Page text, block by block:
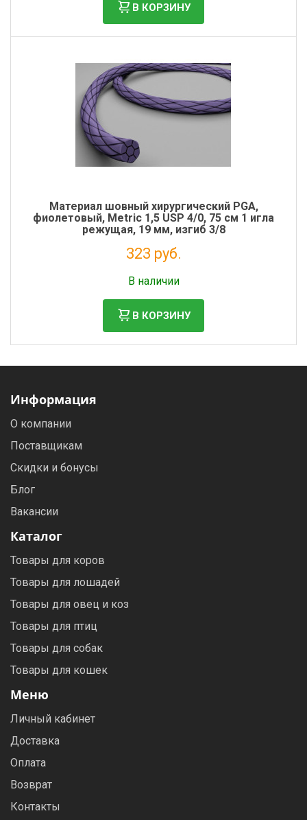
В КОРЗИНУ
Материал шовный хирургический PGA,
фиолетовый, Metric 1,5 USP 4/0, 75 см 1 игла
режущая, 19 мм, изгиб 3/8
323 руб.
В наличии
В КОРЗИНУ
Информация
О компании
Поставщикам
Скидки и бонусы
Блог
Вакансии
Каталог
Товары для коров
Товары для лошадей
Товары для овец и коз
Товары для птиц
Товары для собак
Товары для кошек
Меню
Личный кабинет
Доставка
Оплата
Возврат
Контакты